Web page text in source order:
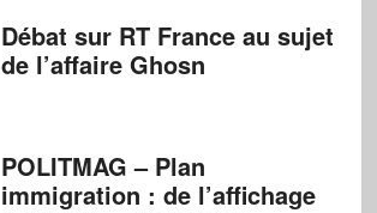
Débat sur RT France au sujet
de l’affaire Ghosn
POLITMAG – Plan
immigration : de l’affichage